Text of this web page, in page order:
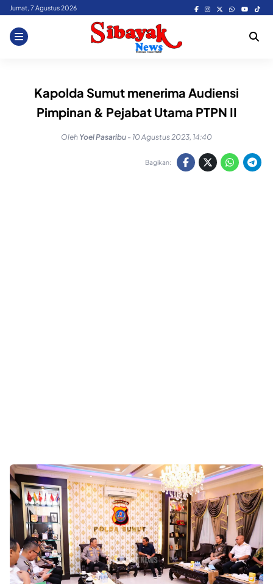
Skip
content
Jumat, 7 Agustus 2026
Kapolda Sumut menerima Audiensi
Pimpinan & Pejabat Utama PTPN II
Oleh Yoel Pasaribu - 10 Agustus 2023, 14:40
Bagikan: